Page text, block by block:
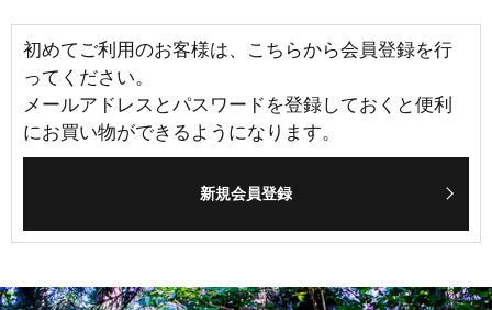
初めてご利用のお客様は、こちらから会員登録を行
ってください。
メールアドレスとパスワードを登録しておくと便利
にお買い物ができるようになります。